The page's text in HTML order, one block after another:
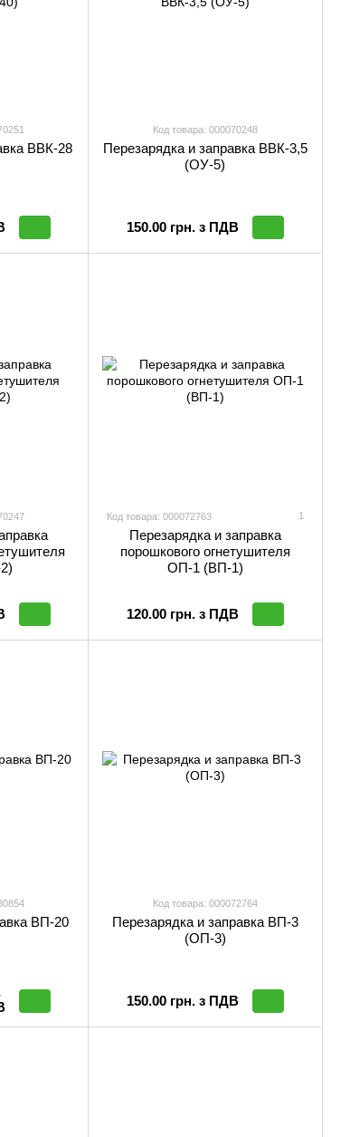
ВВК-28
Код товара: 000070248
Перезарядка и заправка ВВК-3,5
(ОУ-5)
150.00 грн. з ПДВ
Код товара: 000072763 1
Перезарядка и заправка
порошкового огнетушителя
ОП-1 (ВП-1)
120.00 грн. з ПДВ
ВП-20
Код товара: 000072764
Перезарядка и заправка ВП-3
(ОП-3)
150.00 грн. з ПДВ